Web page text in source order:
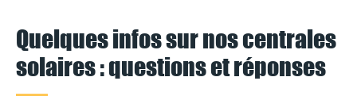
Quelques infos sur nos centrales
solaires : questions et réponses